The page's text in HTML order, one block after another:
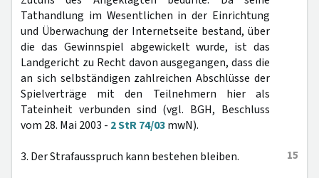
Tathandlung im Wesentlichen in der Einrichtung
und Überwachung der Internetseite bestand, über
die das Gewinnspiel abgewickelt wurde, ist das
Landgericht zu Recht davon ausgegangen, dass die
an sich selbständigen zahlreichen Abschlüsse der
Spielverträge mit den Teilnehmern hier als
Tateinheit verbunden sind (vgl. BGH, Beschluss
vom 28. Mai 2003 - 2 StR 74/03mwN).
15
3. Der Strafausspruch kann bestehen bleiben.